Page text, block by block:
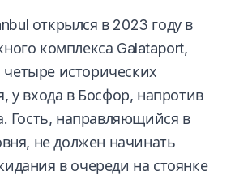
открылся в 2023 году в
комплекса Galataport,
исторических
у входа в Босфор, напротив
Гость, направляющийся в
не должен начинать
в очереди на стоянке